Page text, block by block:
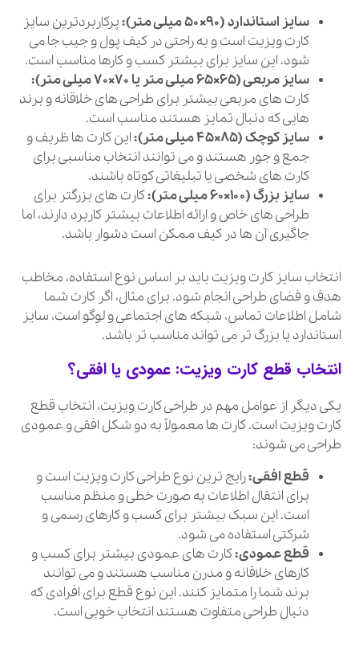
سایز استاندارد (۹۰×۵۰ میلی متر):
پرکاربردترین سایز
کارت ویزیت است و به راحتی در کیف پول و جیب جا می
شود. این سایز برای بیشتر کسب و کارها مناسب است.
سایز مربعی (۶۵×۶۵ میلی متر یا ۷۰×۷۰ میلی متر):
کارت های مربعی بیشتر برای طراحی های خلاقانه و برند
هایی که دنبال تمایز هستند مناسب است.
سایز کوچک (۸۵×۴۵ میلی متر):
این کارت ها ظریف و
جمع و جور هستند و می توانند انتخاب مناسبی برای
کارت های شخصی یا تبلیغاتی کوتاه باشند.
سایز بزرگ (۱۰۰×۶۰ میلی متر):
کارت های بزرگتر برای
طراحی های خاص و ارائه اطلاعات بیشتر کاربرد دارند، اما
جاگیری آن ها در کیف ممکن است دشوار باشد.
انتخاب سایز کارت ویزیت باید بر اساس نوع استفاده، مخاطب
هدف و فضای طراحی انجام شود. برای مثال، اگر کارت شما
شامل اطلاعات تماس، شبکه های اجتماعی و لوگو است، سایز
استاندارد یا بزرگ تر می تواند مناسب تر باشد.
انتخاب قطع کارت ویزیت: عمودی یا افقی؟
یکی دیگر از عوامل مهم در طراحی کارت ویزیت، انتخاب قطع
کارت ویزیت است. کارت ها معمولاً به دو شکل افقی و عمودی
طراحی می شوند:
قطع افقی:رایج ترین نوع طراحی کارت ویزیت است و
برای انتقال اطلاعات به صورت خطی و منظم مناسب
است. این سبک بیشتر برای کسب و کارهای رسمی و
شرکتی استفاده می شود.
قطع عمودی:کارت های عمودی بیشتر برای کسب و
کارهای خلاقانه و مدرن مناسب هستند و می توانند
برند شما را متمایز کنند. این نوع قطع برای افرادی که
دنبال طراحی متفاوت هستند انتخاب خوبی است.